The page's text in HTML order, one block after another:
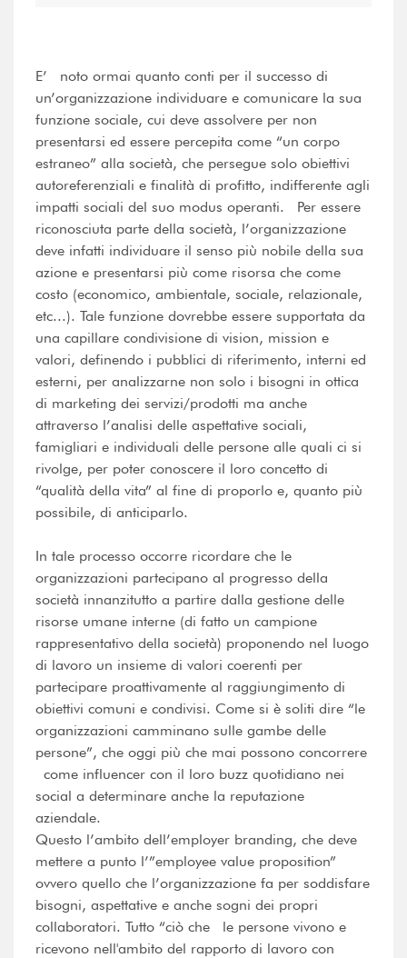
E’ noto ormai quanto conti per il successo di
un’organizzazione individuare e comunicare la sua
funzione sociale, cui deve assolvere per non
presentarsi ed essere percepita come “un corpo
estraneo” alla società, che persegue solo obiettivi
autoreferenziali e finalità di profitto, indifferente agli
impatti sociali del suo modus operanti. Per essere
riconosciuta parte della società, l’organizzazione
deve infatti individuare il senso più nobile della sua
azione e presentarsi più come risorsa che come
costo (economico, ambientale, sociale, relazionale,
etc...). Tale funzione dovrebbe essere supportata da
una capillare condivisione di vision, mission e
valori, definendo i pubblici di riferimento, interni ed
esterni, per analizzarne non solo i bisogni in ottica
di marketing dei servizi/prodotti ma anche
attraverso l’analisi delle aspettative sociali,
famigliari e individuali delle persone alle quali ci si
rivolge, per poter conoscere il loro concetto di
“qualità della vita” al fine di proporlo e, quanto più
possibile, di anticiparlo.
In tale processo occorre ricordare che le
organizzazioni partecipano al progresso della
società innanzitutto a partire dalla gestione delle
risorse umane interne (di fatto un campione
rappresentativo della società) proponendo nel luogo
di lavoro un insieme di valori coerenti per
partecipare proattivamente al raggiungimento di
obiettivi comuni e condivisi. Come si è soliti dire “le
organizzazioni camminano sulle gambe delle
persone”, che oggi più che mai possono concorrere
come influencer con il loro buzz quotidiano nei
social a determinare anche la reputazione
aziendale.
Questo l’ambito dell’employer branding, che deve
mettere a punto l’”employee value proposition”
ovvero quello che l’organizzazione fa per soddisfare
bisogni, aspettative e anche sogni dei propri
collaboratori. Tutto “ciò che le persone vivono e
ricevono nell'ambito del rapporto di lavoro con